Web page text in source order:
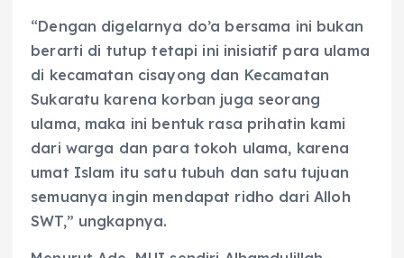
“Dengan digelarnya do’a bersama ini bukan
berarti di tutup tetapi ini inisiatif para ulama
di kecamatan cisayong dan Kecamatan
Sukaratu karena korban juga seorang
ulama, maka ini bentuk rasa prihatin kami
dari warga dan para tokoh ulama, karena
umat Islam itu satu tubuh dan satu tujuan
semuanya ingin mendapat ridho dari Alloh
SWT,” ungkapnya.